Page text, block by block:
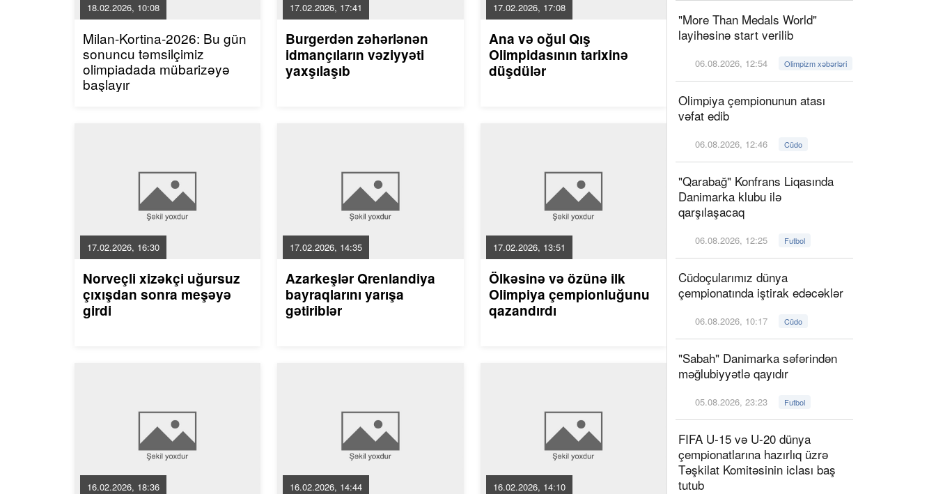
18.02.2026, 10:08
Milan-Kortina-2026: Bu gün
sonuncu təmsilçimiz
olimpiadada mübarizəyə
başlayır
17.02.2026, 17:41
Burgerdən zəhərlənən
idmançıların vəziyyəti
yaxşılaşıb
17.02.2026, 17:08
Ana və oğul Qış
Olimpidasının tarixinə
düşdülər
17.02.2026, 16:30
Norveçli xizəkçi uğursuz
çıxışdan sonra meşəyə
girdi
17.02.2026, 14:35
Azarkeşlər Qrenlandiya
bayraqlarını yarışa
gətiriblər
17.02.2026, 13:51
Ölkəsinə və özünə ilk
Olimpiya çempionluğunu
qazandırdı
16.02.2026, 18:36 16.02.2026, 14:44 16.02.2026, 14:10
"More Than Medals World"
layihəsinə start verilib
06.08.2026, 12:54 Olimpizm xəbərləri
Olimpiya çempionunun atası
vəfat edib
06.08.2026, 12:46 Cüdo
"Qarabağ" Konfrans Liqasında
Danimarka klubu ilə
qarşılaşacaq
06.08.2026, 12:25 Futbol
Cüdoçularımız dünya
çempionatında iştirak edəcəklər
06.08.2026, 10:17 Cüdo
"Sabah" Danimarka səfərindən
məğlubiyyətlə qayıdır
05.08.2026, 23:23 Futbol
FIFA U-15 və U-20 dünya
çempionatlarına hazırlıq üzrə
Təşkilat Komitəsinin iclası baş
tutub